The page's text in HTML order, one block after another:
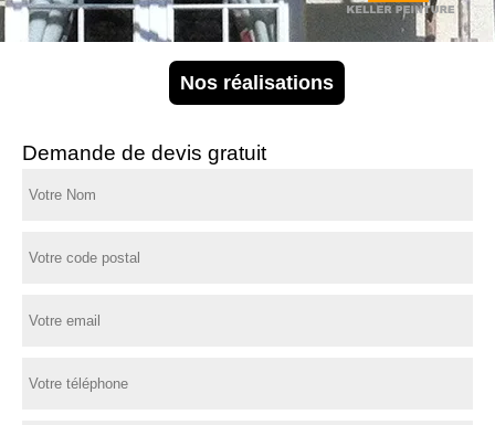
Nos réalisations
Demande de devis gratuit